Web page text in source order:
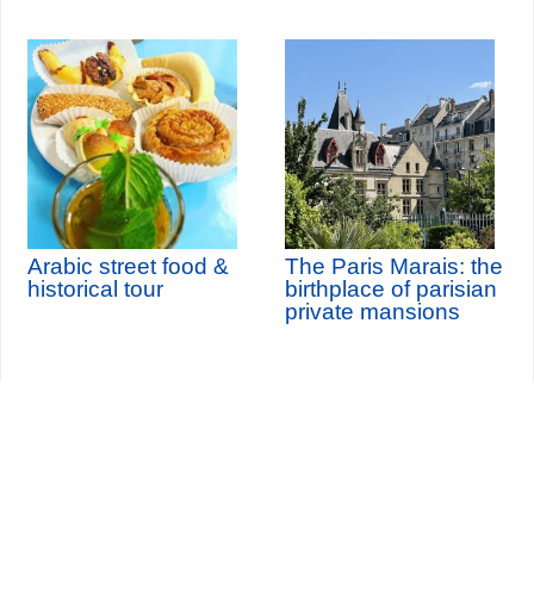
Arabic street food &
historical tour
The Paris Marais: the
birthplace of parisian
private mansions